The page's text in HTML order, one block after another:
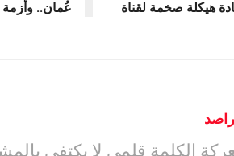
هيكلة صخمة لقناة
عُمان..
الكلمة قلمى لا يكتفي